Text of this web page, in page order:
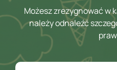
Możesz zrezygnować w
należy odnaleźć